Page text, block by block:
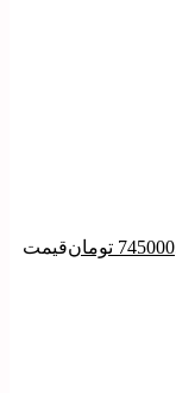
745000 تومانقیمت